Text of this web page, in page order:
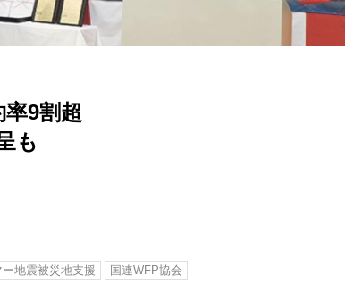
9割超
も
ー地震被災地支援 国連WFP協会